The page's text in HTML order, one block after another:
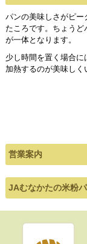
パンの美味しさがピ
たころです。ちょう
が一体となります。
少し時間を置く場合
加熱するのが美味しく
営業案内
JAむなかたの米粉